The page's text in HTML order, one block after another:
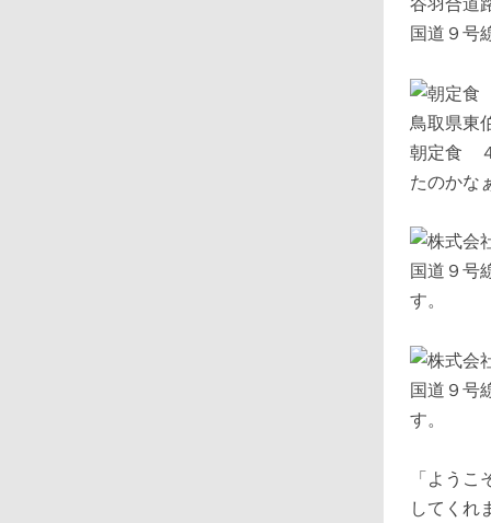
国道９号
朝定食
たのかな
国道９
す。
国道９号
す。
「よう
してくれ